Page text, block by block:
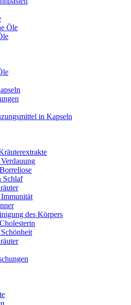
Öle
in Kapseln
Schlaf
des Körpers